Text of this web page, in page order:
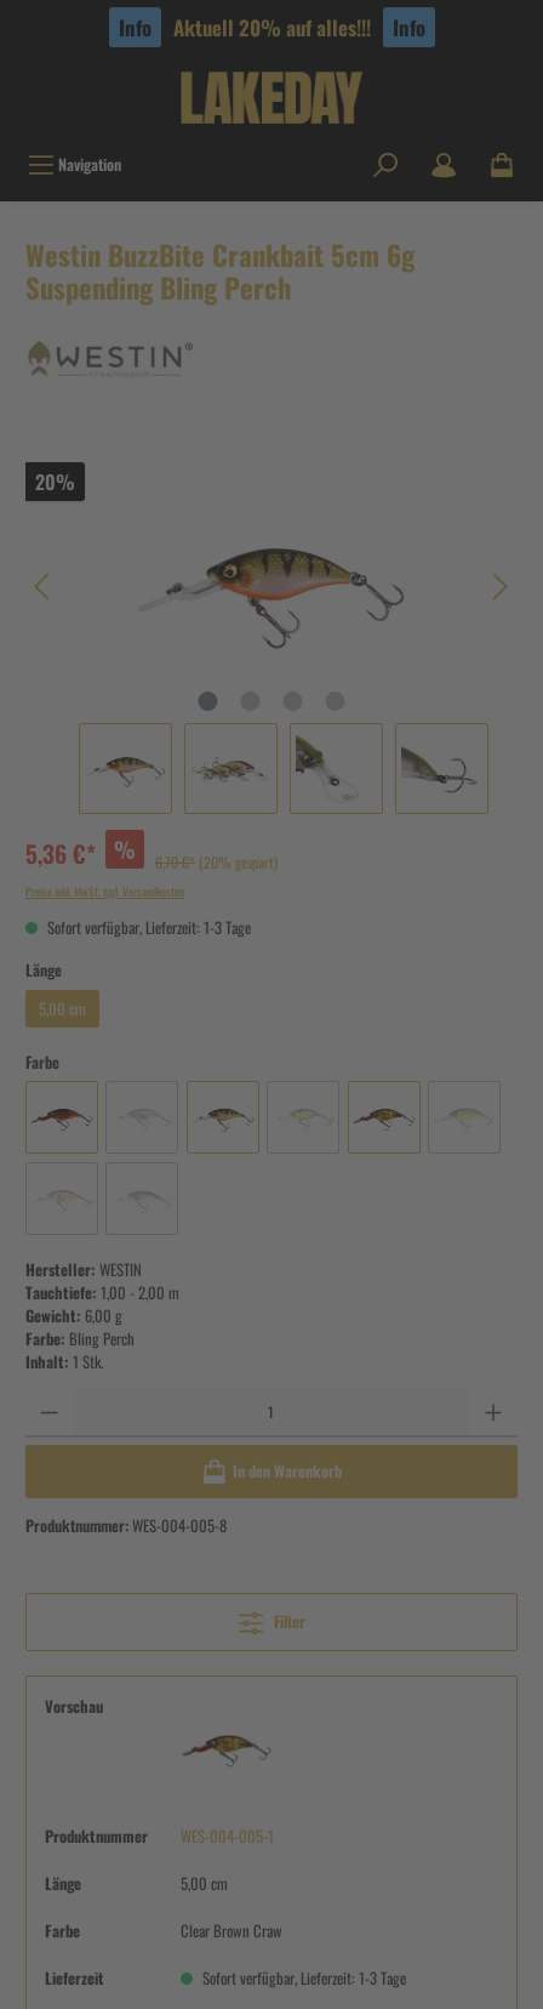
Info Aktuell 20% auf alles!!! Info
Navigation
Westin BuzzBite Crankbait 5cm 6g
Suspending Bling Perch
20%
5,36 €* % 6,70 €* (20% gespart)
Preise inkl. MwSt. zzgl. Versandkosten
Sofort verfügbar, Lieferzeit: 1-3 Tage
Länge
5,00 cm
Farbe
Hersteller: WESTIN
Tauchtiefe: 1,00 - 2,00 m
Gewicht: 6,00 g
Farbe: Bling Perch
Inhalt: 1 Stk.
In den Warenkorb
Produktnummer:WES-004-005-8
Filter
Vorschau
Produktnummer WES-004-005-1
Länge 5,00 cm
Farbe Clear Brown Craw
Lieferzeit Sofort verfügbar, Lieferzeit: 1-3 Tage